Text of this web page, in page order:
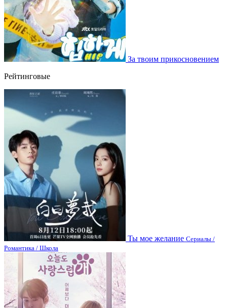
За твоим прикосновением
Рейтинговые
Ты мое желание Сериалы /
Романтика / Школа